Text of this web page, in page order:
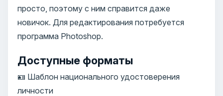
просто, поэтому с ним справится даже
новичок. Для редактирования потребуется
программа Photoshop.
Доступные форматы
🪪 Шаблон национального удостоверения
личности